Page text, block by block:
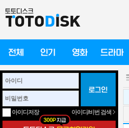
아이디저장 아이디/비번 검색